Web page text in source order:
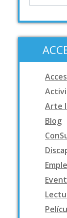
Arte
Blog